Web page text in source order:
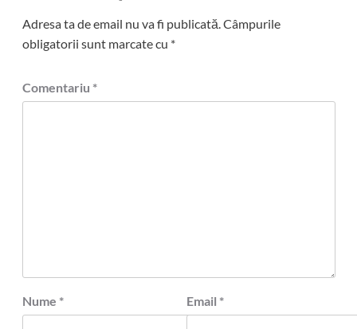
Adresa ta de email nu va fi publicată.Câmpurile
obligatorii sunt marcate cu *
Comentariu *
Nume * Email *